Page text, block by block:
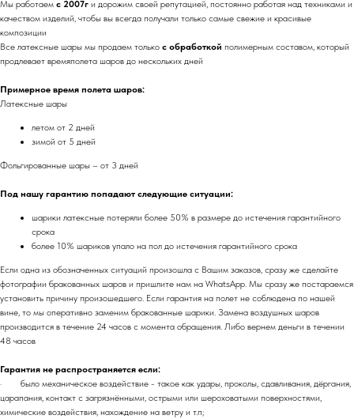
Мы работаем с 2007г и дорожим своей репутацией, постоянно работая над техниками и
качеством изделий, чтобы вы всегда получали только самые свежие и красивые
композиции
Все латексные шары мы продаем только с обработкой полимерным составом, который
продлевает времяполета шаров до нескольких дней
Примерное время полета шаров:
Латексные шары
летом от 2 дней
зимой от 5 дней
Фольгированные шары – от 3 дней
Под нашу гарантию попадают следующие ситуации:
шарики латексные потеряли более 50% в размере до истечения гарантийного
срока
более 10% шариков упало на пол до истечения гарантийного срока
Если одна из обозначенных ситуаций произошла с Вашим заказов, сразу же сделайте
фотографии бракованных шаров и пришлите нам на WhatsApp. Мы сразу же постараемся
установить причину произошедшего. Если гарантия на полет не соблюдена по нашей
вине, то мы оперативно заменим бракованные шарики. Замена воздушных шаров
производится в течение 24 часов с момента обращения. Либо вернем деньги в течении
48 часов
Гарантия не распространяется если:
· было механическое воздействие - такое как удары, проколы, сдавливания, дёргания,
царапания, контакт с загрязнёнными, острыми или шероховатыми поверхностями,
химические воздействия, нахождение на ветру и т.п;